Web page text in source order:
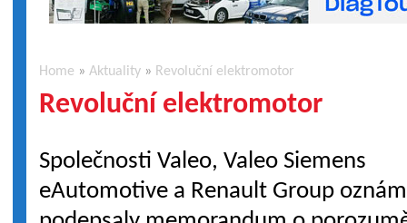
Home »Aktuality » Revoluční elektromotor
Revoluční elektromotor
Společnosti Valeo, Valeo Siemens
eAutomotive a Renault Group